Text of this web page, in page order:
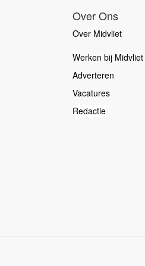
Over Ons
Over Midvliet
Werken bij Midvliet
Adverteren
Vacatures
Redactie